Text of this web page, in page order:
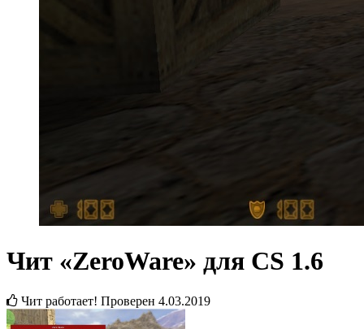
Чит «ZeroWare» для CS 1.6
Чит работает! Проверен 4.03.2019